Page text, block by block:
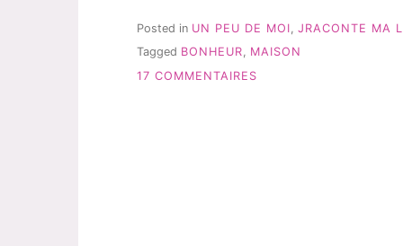
LE
AU
Posted in UN PEU DE MOI, JRACONTE MA
Tagged BONHEUR, MAISON
17 COMMENTAIRES